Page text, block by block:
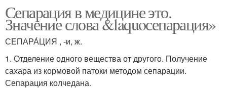
Сепарация в медицине это.
Значение слова &laquoсепарация»
СЕПАРА́ЦИЯ , -и, ж.
1. Отделение одного вещества от другого. Получение
сахара из кормовой патоки методом сепарации.
Сепарация колчедана.